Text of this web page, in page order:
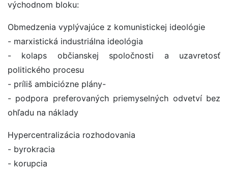
východnom bloku:
Obmedzenia vyplývajúce z komunistickej ideológie
- marxistická industriálna ideológia
- kolaps občianskej spoločnosti a uzavretosť
politického procesu
- príliš ambiciózne plány-
- podpora preferovaných priemyselných odvetví bez
ohľadu na náklady
Hypercentralizácia rozhodovania
- byrokracia
- korupcia